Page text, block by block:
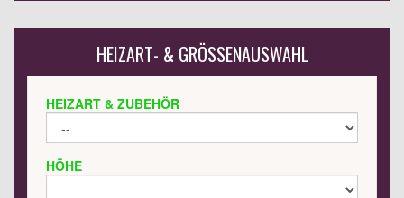
HEIZART- & GRÖSSENAUSWAHL
HEIZART & ZUBEHÖR
HÖHE